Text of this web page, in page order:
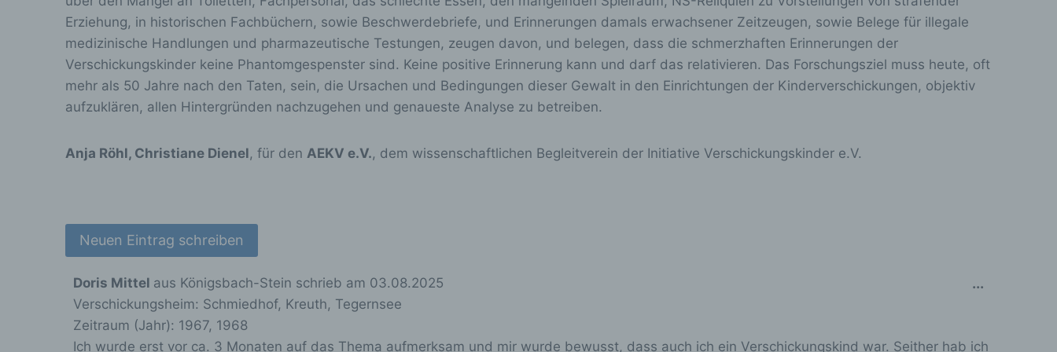
Erziehung, in historischen Fachbüchern, sowie Beschwerdebriefe, und Erinnerungen damals erwachsener Zeitzeugen, sowie Belege für illegale
medizinische Handlungen und pharmazeutische Testungen, zeugen davon, und belegen, dass die schmerzhaften Erinnerungen der
Verschickungskinder keine Phantomgespenster sind. Keine positive Erinnerung kann und darf das relativieren. Das Forschungsziel muss heute, oft
mehr als 50 Jahre nach den Taten, sein, die Ursachen und Bedingungen dieser Gewalt in den Einrichtungen der Kinderverschickungen, objektiv
aufzuklären, allen Hintergründen nachzugehen und genaueste Analyse zu betreiben.
Anja Röhl, Christiane Dienel, für den AEKV e.V., dem wissenschaftlichen Begleitverein der Initiative Verschickungskinder e.V.
Doris Mittel aus Königsbach-Stein schrieb am 03.08.2025
Verschickungsheim: Schmiedhof, Kreuth, Tegernsee
Zeitraum (Jahr): 1967, 1968
Ich wurde erst vor ca. 3 Monaten auf das Thema aufmerksam und mir wurde bewusst, dass auch ich ein Verschickungskind war. Seither hab ich
...
Einschränkung der Verarbeitung ist die Markierung gespeicherter
personenbezogener Daten mit dem Ziel, ihre künftige Verarbeitung
einzuschränken.
e) Profiling
personenbezogener Daten, die darin besteht, dass diese